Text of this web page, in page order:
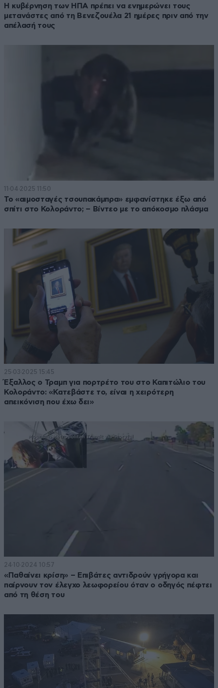
Η κυβέρνηση των ΗΠΑ πρέπει να ενημερώνει τους
μετανάστες από τη Βενεζουέλα 21 ημέρες πριν από την
απέλασή τους
11·04·2025 11:50
Το «αιμοσταγές τσουπακάμπρα» εμφανίστηκε έξω από
σπίτι στο Κολοράντο; – Βίντεο με το απόκοσμο πλάσμα
25·03·2025 15:45
Έξαλλος ο Τραμπ για πορτρέτο του στο Καπιτώλιο του
Κολοράντο: «Κατεβάστε το, είναι η χειρότερη
απεικόνιση που έχω δει»
24·10·2024 10:57
«Παθαίνει κρίση» – Επιβάτες αντιδρούν γρήγορα και
παίρνουν τον έλεγχο λεωφορείου όταν ο οδηγός πέφτει
από τη θέση του